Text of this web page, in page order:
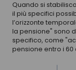
Quando si
il più specifici
l’orizzonte
la pensione" sono
specifico, come
pensione entro i 60